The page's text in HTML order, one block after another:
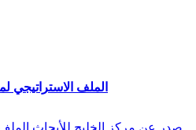
الملف الاستراتيجي
صدر عن مركز الخليج للأبحاث